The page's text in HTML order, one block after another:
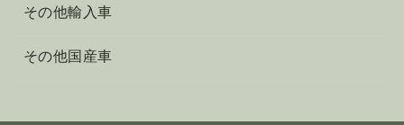
その他輸入車
その他国産車